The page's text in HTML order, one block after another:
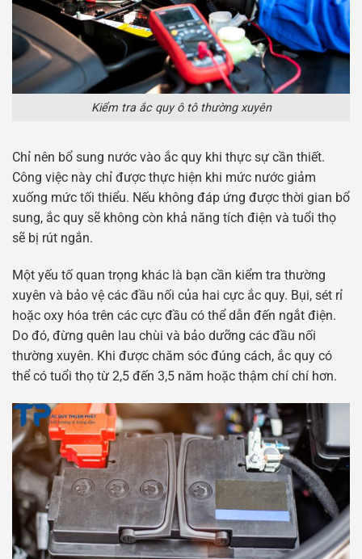
Kiểm tra ắc quy ô tô thường xuyên
Chỉ nên bổ sung nước vào ắc quy khi thực sự cần thiết.
Công việc này chỉ được thực hiện khi mức nước giảm
xuống mức tối thiểu. Nếu không đáp ứng được thời gian bổ
sung, ắc quy sẽ không còn khả năng tích điện và tuổi thọ
sẽ bị rút ngắn.
Một yếu tố quan trọng khác là bạn cần kiểm tra thường
xuyên và bảo vệ các đầu nối của hai cực ắc quy. Bụi, sét rỉ
hoặc oxy hóa trên các cực đầu có thể dẫn đến ngắt điện.
Do đó, đừng quên lau chùi và bảo dưỡng các đầu nối
thường xuyên. Khi được chăm sóc đúng cách, ắc quy có
thể có tuổi thọ từ 2,5 đến 3,5 năm hoặc thậm chí chí hơn.